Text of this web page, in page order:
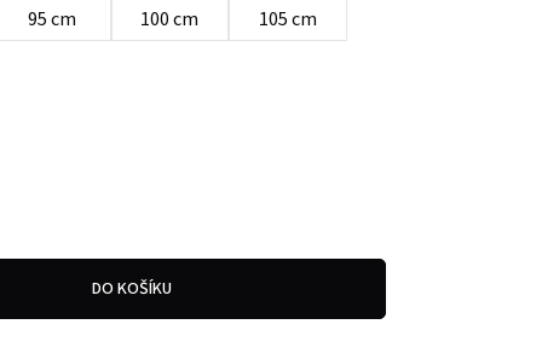
95 cm 100 cm 105 cm
DO KOŠÍKU